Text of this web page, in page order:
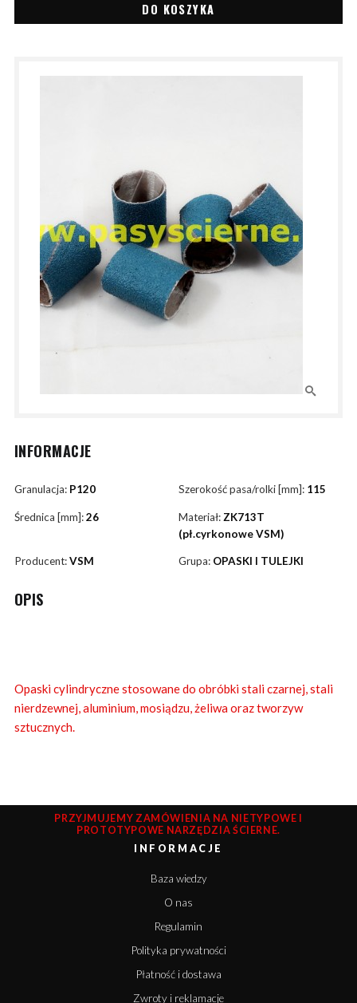
DO KOSZYKA
INFORMACJE
Granulacja: P120 Szerokość pasa/rolki [mm]: 115
Średnica [mm]:26 Materiał: ZK713T
(pł.cyrkonowe VSM)
Producent:VSM Grupa: OPASKI I TULEJKI
OPIS
Opaski cylindryczne stosowane do obróbki stali czarnej, stali
nierdzewnej, aluminium, mosiądzu, żeliwa oraz tworzyw
sztucznych.
PRZYJMUJEMY ZAMÓWIENIA NA NIETYPOWE I
PROTOTYPOWE NARZĘDZIA ŚCIERNE.
INFORMACJE
Baza wiedzy
O nas
Regulamin
Polityka prywatności
Płatność i dostawa
Zwroty i reklamacje